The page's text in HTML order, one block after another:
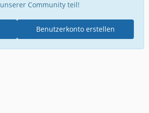
unserer Community teil!
Benutzerkonto erstellen